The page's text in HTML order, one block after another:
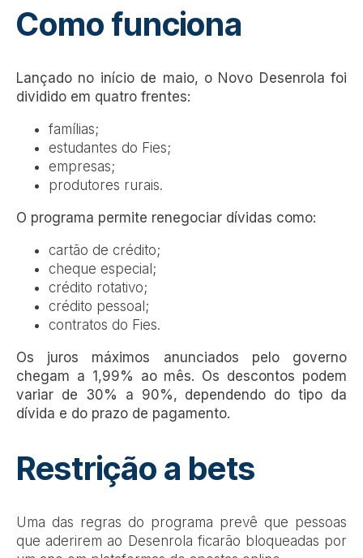
Como funciona
Lançado no início de maio, o Novo Desenrola foi
dividido em quatro frentes:
famílias;
estudantes do Fies;
empresas;
produtores rurais.
O programa permite renegociar dívidas como:
cartão de crédito;
cheque especial;
crédito rotativo;
crédito pessoal;
contratos do Fies.
Os juros máximos anunciados pelo governo
chegam a 1,99% ao mês. Os descontos podem
variar de 30% a 90%, dependendo do tipo da
dívida e do prazo de pagamento.
Restrição a bets
Uma das regras do programa prevê que pessoas
que aderirem ao Desenrola ficarão bloqueadas por